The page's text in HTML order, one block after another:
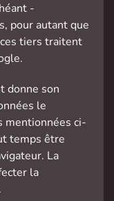
-
pour autant que
tiers traitent
donne son
le
mentionnées ci-
temps être
La
la